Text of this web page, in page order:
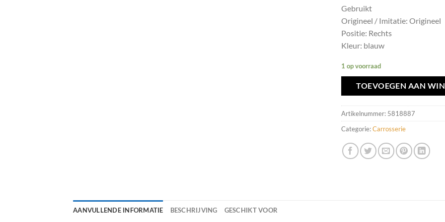
Gebruikt
Origineel / Imitatie: Origineel
Positie: Rechts
Kleur: blauw
1 op voorraad
TOEVOEGEN AAN
Artikelnummer: 5818887
Categorie:Carrosserie
AANVULLENDE INFORMATIE BESCHRIJVING GESCHIKT VOOR